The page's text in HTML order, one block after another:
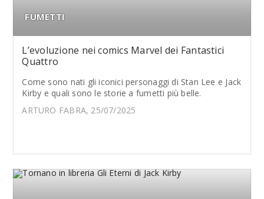
FUMETTI
L’evoluzione nei comics Marvel dei Fantastici
Quattro
Come sono nati gli iconici personaggi di Stan Lee e Jack
Kirby e quali sono le storie a fumetti più belle.
ARTURO FABRA, 25/07/2025